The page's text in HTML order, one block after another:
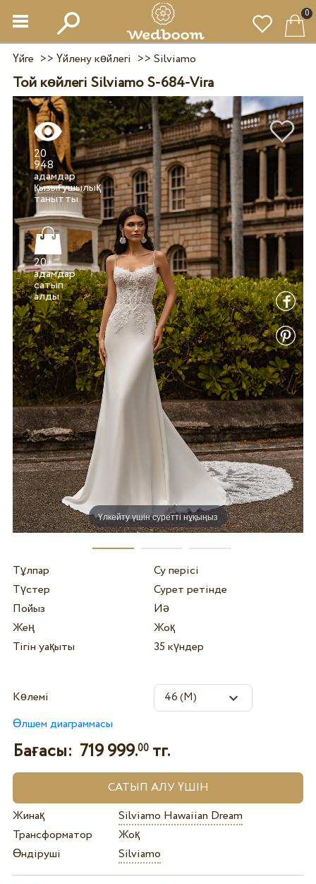
0
Үйге >> Үйлену көйлегі >> Silviamo
Той көйлегі Silviamo S-684-Vira
Үлкейту үшін суретті нұқыңыз
20
948
адамдар
қызығушылық
танытты
20+
адамдар
сатып
алды
Тұлпар
Су перісі
Түстер
Сурет ретінде
Пойыз
Иә
Жең
Жоқ
Тігін уақыты
35 күндер
Көлемі
Өлшем диаграммасы
Бағасы: 719 999.00тг.
Жинақ
Silviamo Hawaiian Dream
Трансформатор
Жоқ
Өндіруші
Silviamo